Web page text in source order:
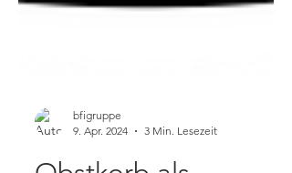
9. Apr. 2024
3 Min. Lesezeit